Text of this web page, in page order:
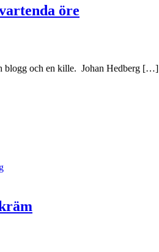
öre
blogg och en kille. Johan Hedberg […]